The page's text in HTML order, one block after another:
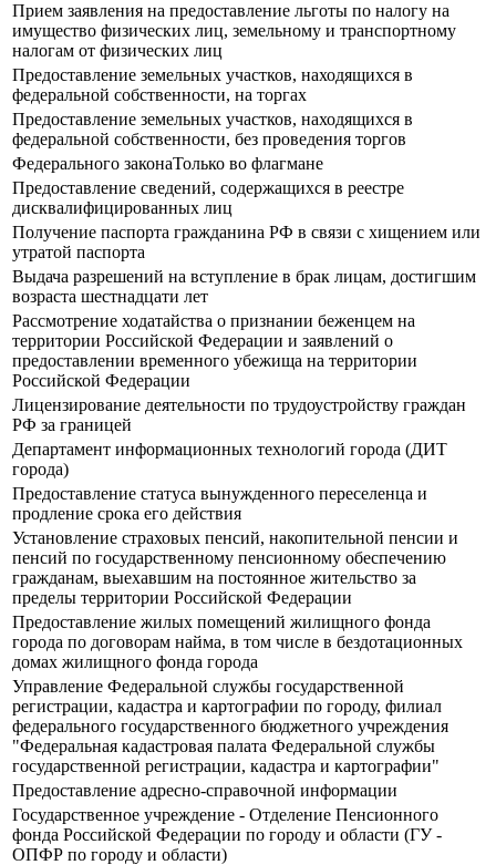
Прием заявления на предоставление льготы по налогу на
имущество физических лиц, земельному и транспортному
налогам от физических лиц
Предоставление земельных участков, находящихся в
федеральной собственности, на торгах
Предоставление земельных участков, находящихся в
федеральной собственности, без проведения торгов
Федерального законаТолько во флагмане
Предоставление сведений, содержащихся в реестре
дисквалифицированных лиц
Получение паспорта гражданина РФ в связи с хищением или
утратой паспорта
Выдача разрешений на вступление в брак лицам, достигшим
возраста шестнадцати лет
Рассмотрение ходатайства о признании беженцем на
территории Российской Федерации и заявлений о
предоставлении временного убежища на территории
Российской Федерации
Лицензирование деятельности по трудоустройству граждан
РФ за границей
Департамент информационных технологий города (ДИТ
города)
Предоставление статуса вынужденного переселенца и
продление срока его действия
Установление страховых пенсий, накопительной пенсии и
пенсий по государственному пенсионному обеспечению
гражданам, выехавшим на постоянное жительство за
пределы территории Российской Федерации
Предоставление жилых помещений жилищного фонда
города по договорам найма, в том числе в бездотационных
домах жилищного фонда города
Управление Федеральной службы государственной
регистрации, кадастра и картографии по городу, филиал
федерального государственного бюджетного учреждения
"Федеральная кадастровая палата Федеральной службы
государственной регистрации, кадастра и картографии"
Предоставление адресно-справочной информации
Государственное учреждение - Отделение Пенсионного
фонда Российской Федерации по городу и области (ГУ -
ОПФР по городу и области)